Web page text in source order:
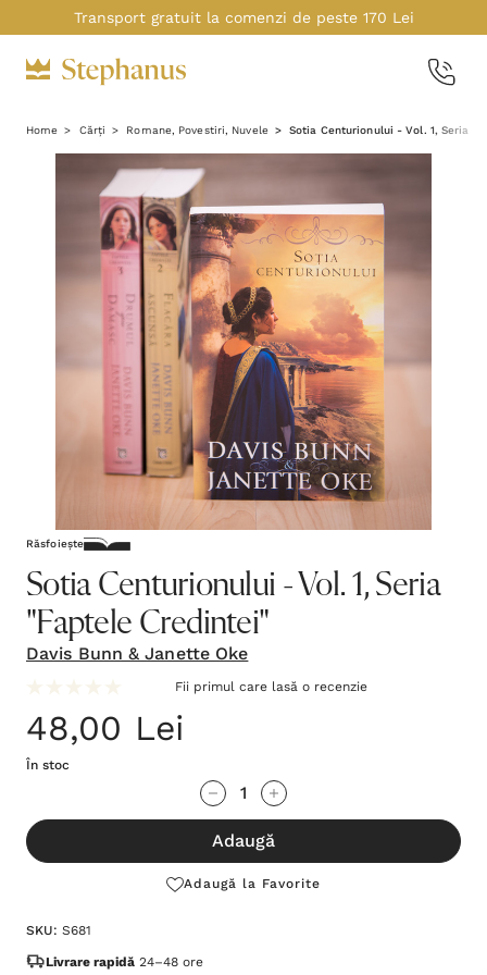
Transport gratuit la comenzi de peste 170 Lei
Home Cărți Romane, Povestiri, Nuvele Sotia Centurionului - Vol. 1, Seria
Răsfoiește
Sotia Centurionului - Vol. 1, Seria
"Faptele Credintei"
Davis Bunn & Janette Oke
Fii primul care lasă o recenzie
48,00 Lei
În stoc
te!
Stocul
Adaugă
Adaugă la Favorite
SKU: S681
Livrare rapidă 24–48 ore